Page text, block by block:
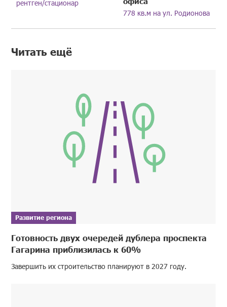
рентген/стационар
778 кв.м на ул. Родионова
Читать ещё
Развитие региона
Готовность двух очередей дублера проспекта
Гагарина приблизилась к 60%
Завершить их строительство планируют в 2027 году.